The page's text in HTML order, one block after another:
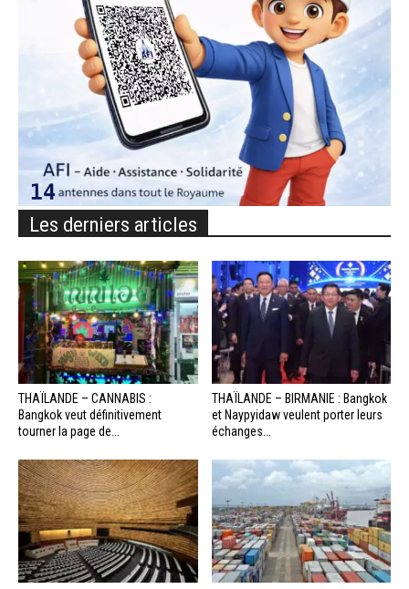
Les derniers articles
THAÏLANDE – CANNABIS :
Bangkok veut définitivement
tourner la page de...
THAÏLANDE – BIRMANIE : Bangkok
et Naypyidaw veulent porter leurs
échanges...